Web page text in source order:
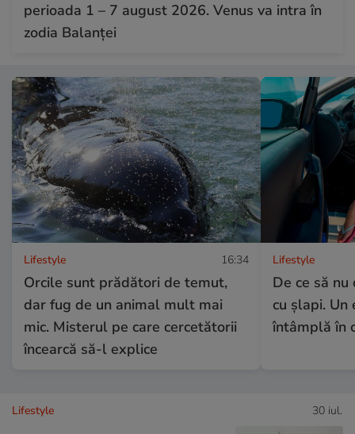
perioada 1 – 7 august 2026. Venus va intra în
zodia Balanței
Lifestyle 16:34
Orcile sunt prădători de temut,
dar fug de un animal mult mai
mic. Misterul pe care cercetătorii
încearcă să-l explice
Lifestyle
De ce să nu
cu șlapi. Un
întâmplă în
Lifestyle 30 iul.